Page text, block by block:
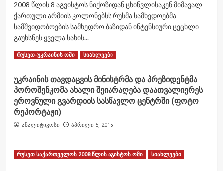
2008 წლის 8 აგვისტოს ნიქოზიდან ცხინვლისაკენ მიმავალ
ქართული არმიის კოლონებსს რუსმა სამხედოებმა
სამშვიდობოების სამხედრო ბაზიდან ინტენსიური ცეცხლი
გაუხსნეს ყველა სახის...
Read MoreRead
2008
წლის
8
აგვისტოს
დილით
ქართულმა
სამხრეთით
რუსეთ-უკრაინის ომი სიახლეები
უკრაინის თავდაცვის მინისტრმა და პრეზიდენტმა
პოროშენკომა ახალი შეიარაღება დაათვალიერეს
ეროვნული გვარდიის სასწავლო ცენტრში (ფოტო
რეპორტაჟი)
ანალიტიკოსი აპრილი 5, 2015
Read MoreRead
რუსეთ საქართველოს 2008 წლის აგისტოს ომი სიახლეები